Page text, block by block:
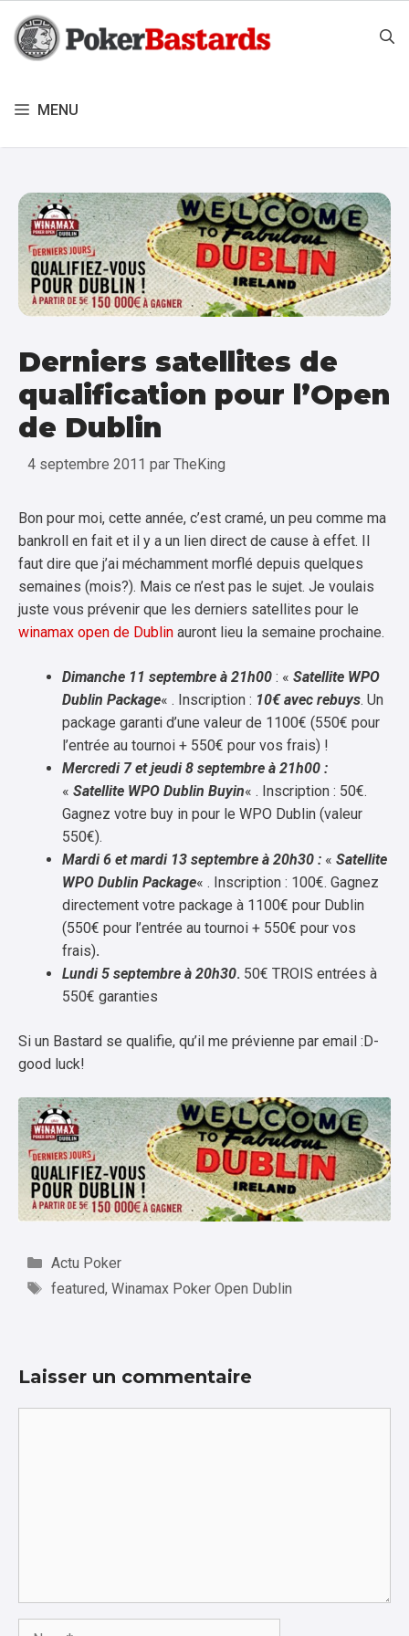
contenu
MENU
Derniers satellites de
qualification pour l’Open
de Dublin
4 septembre 2011 par TheKing
Bon pour moi, cette année, c’est cramé, un peu comme ma
bankroll en fait et il y a un lien direct de cause à effet. Il
faut dire que j’ai méchamment morflé depuis quelques
semaines (mois?). Mais ce n’est pas le sujet. Je voulais
juste vous prévenir que les derniers satellites pour le
winamax open de Dublin auront lieu la semaine prochaine.
Dimanche 11 septembre à 21h00 : « Satellite WPO
Dublin Package« . Inscription : 10€ avec rebuys. Un
package garanti d’une valeur de 1100€ (550€ pour
l’entrée au tournoi + 550€ pour vos frais) !
Mercredi 7 et jeudi 8 septembre à 21h00 :
« Satellite WPO Dublin Buyin« . Inscription : 50€.
Gagnez votre buy in pour le WPO Dublin (valeur
550€).
Mardi 6 et mardi 13 septembre à 20h30 : « Satellite
WPO Dublin Package« . Inscription : 100€. Gagnez
directement votre package à 1100€ pour Dublin
(550€ pour l’entrée au tournoi + 550€ pour vos
frais).
Lundi 5 septembre à 20h30. 50€ TROIS entrées à
550€ garanties
Si un Bastard se qualifie, qu’il me prévienne par email :D-
good luck!
Catégories
Actu Poker
Étiquettes
featured, Winamax Poker Open Dublin
Laisser un commentaire
Nom